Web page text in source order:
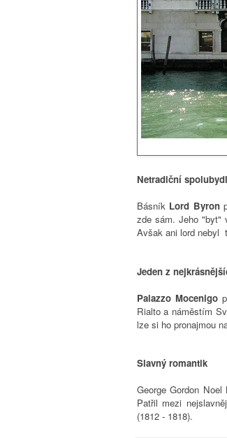
Netradiční
Básník Lord Byron
zde sám. Jeho "byt"
Avšak ani lord nebyl
Jeden z
Palazzo Mocenigo
Rialto a náměstím
lze si ho pronajmou
Slavný romantik
George Gordon
Patřil mezi
(1812 - 1818).